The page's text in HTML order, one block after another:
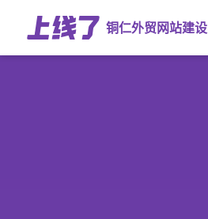
铜仁外贸网站建设